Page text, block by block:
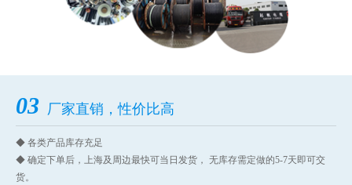
03 厂家直销，性价比高
◆ 各类产品库存充足
◆ 确定下单后，上海及周边最快可当日发货， 无库存需定做的5-7天即可交
货。